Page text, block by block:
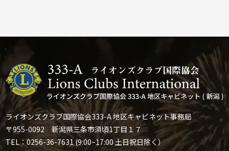
ライオンズクラブ国際協会333-A 地区キャビネット事務局
〒955-0092 新潟県三条市須頃1丁目１７
TEL：0256-36-7631 (9:00~17:00 土日祝日除く）